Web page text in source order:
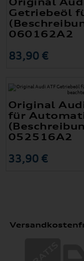
Getriebeöl
060162A2
83,90 €
Original
für
052516A2
33,90 €